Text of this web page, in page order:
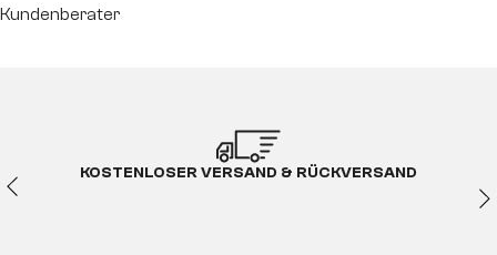
Kundenberater
KOSTENLOSER VERSAND & RÜCKVERSAND